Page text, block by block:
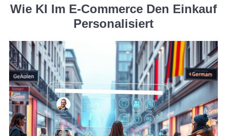
Wie KI Im E-Commerce Den Einkauf
Personalisiert